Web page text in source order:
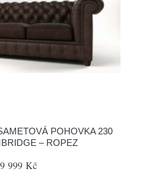
POHOVKA 230
– ROPEZ
999 Kč